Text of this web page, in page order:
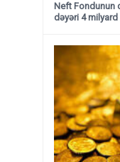
Neft Fondunun
dəyəri 4